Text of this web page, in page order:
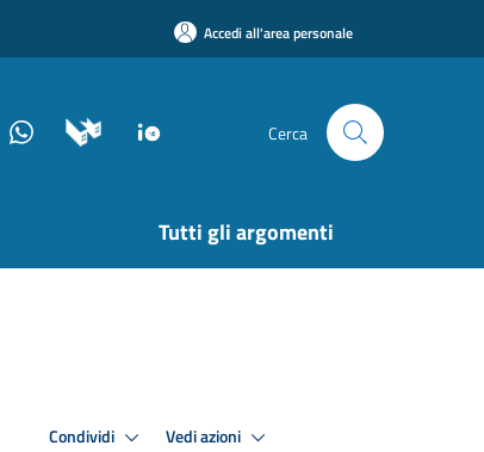
Accedi all'area personale
Cerca
Tutti gli argomenti
Condividi Vedi azioni